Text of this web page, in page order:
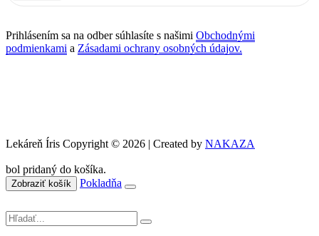
Prihlásením sa na odber súhlasíte s našimi Obchodnými
podmienkami a Zásadami ochrany osobných údajov.
Lekáreň Íris Copyright © 2026 | Created by NAKAZA
bol pridaný do košíka.
Zobraziť košík Pokladňa